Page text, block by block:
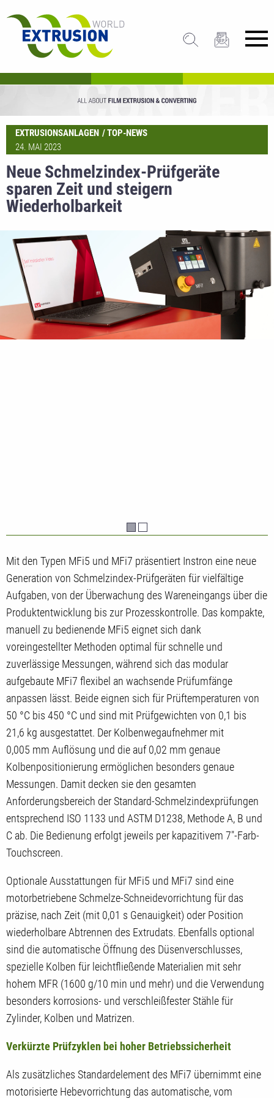
EXTRUSIONSANLAGEN
TOP-NEWS
24. MAI 2023
Neue Schmelzindex-Prüfgeräte
sparen Zeit und steigern
Wiederholbarkeit
Mit den Typen MFi5 und MFi7 präsentiert Instron eine neue
Generation von Schmelzindex-Prüfgeräten für vielfältige
Aufgaben, von der Überwachung des Wareneingangs über die
Produktentwicklung bis zur Prozesskontrolle. Das kompakte,
manuell zu bedienende MFi5 eignet sich dank
voreingestellter Methoden optimal für schnelle und
zuverlässige Messungen, während sich das modular
aufgebaute MFi7 flexibel an wachsende Prüfumfänge
anpassen lässt. Beide eignen sich für Prüftemperaturen von
50 °C bis 450 °C und sind mit Prüfgewichten von 0,1 bis
21,6 kg ausgestattet. Der Kolbenwegaufnehmer mit
0,005 mm Auflösung und die auf 0,02 mm genaue
Kolbenpositionierung ermöglichen besonders genaue
Messungen. Damit decken sie den gesamten
Anforderungsbereich der Standard-Schmelzindexprüfungen
entsprechend ISO 1133 und ASTM D1238, Methode A, B und
C ab. Die Bedienung erfolgt jeweils per kapazitivem 7"-Farb-
Touchscreen.
Optionale Ausstattungen für MFi5 und MFi7 sind eine
motorbetriebene Schmelze-Schneidevorrichtung für das
präzise, nach Zeit (mit 0,01 s Genauigkeit) oder Position
wiederholbare Abtrennen des Extrudats. Ebenfalls optional
sind die automatische Öffnung des Düsenverschlusses,
spezielle Kolben für leichtfließende Materialien mit sehr
hohem MFR (1600 g/10 min und mehr) und die Verwendung
besonders korrosions- und verschleißfester Stähle für
Zylinder, Kolben und Matrizen.
Verkürzte Prüfzyklen bei hoher Betriebssicherheit
Als zusätzliches Standardelement des MFi7 übernimmt eine
motorisierte Hebevorrichtung das automatische, vom